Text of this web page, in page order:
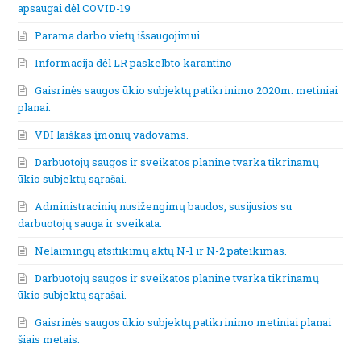
apsaugai dėl COVID-19
Parama darbo vietų išsaugojimui
Informacija dėl LR paskelbto karantino
Gaisrinės saugos ūkio subjektų patikrinimo 2020m. metiniai
planai.
VDI laiškas įmonių vadovams.
Darbuotojų saugos ir sveikatos planine tvarka tikrinamų
ūkio subjektų sąrašai.
Administracinių nusižengimų baudos, susijusios su
darbuotojų sauga ir sveikata.
Nelaimingų atsitikimų aktų N-1 ir N-2 pateikimas.
Darbuotojų saugos ir sveikatos planine tvarka tikrinamų
ūkio subjektų sąrašai.
Gaisrinės saugos ūkio subjektų patikrinimo metiniai planai
šiais metais.